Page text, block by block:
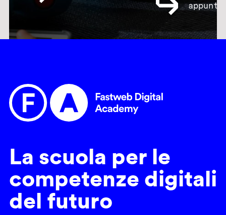
La scuola per le
competenze digitali
del futuro